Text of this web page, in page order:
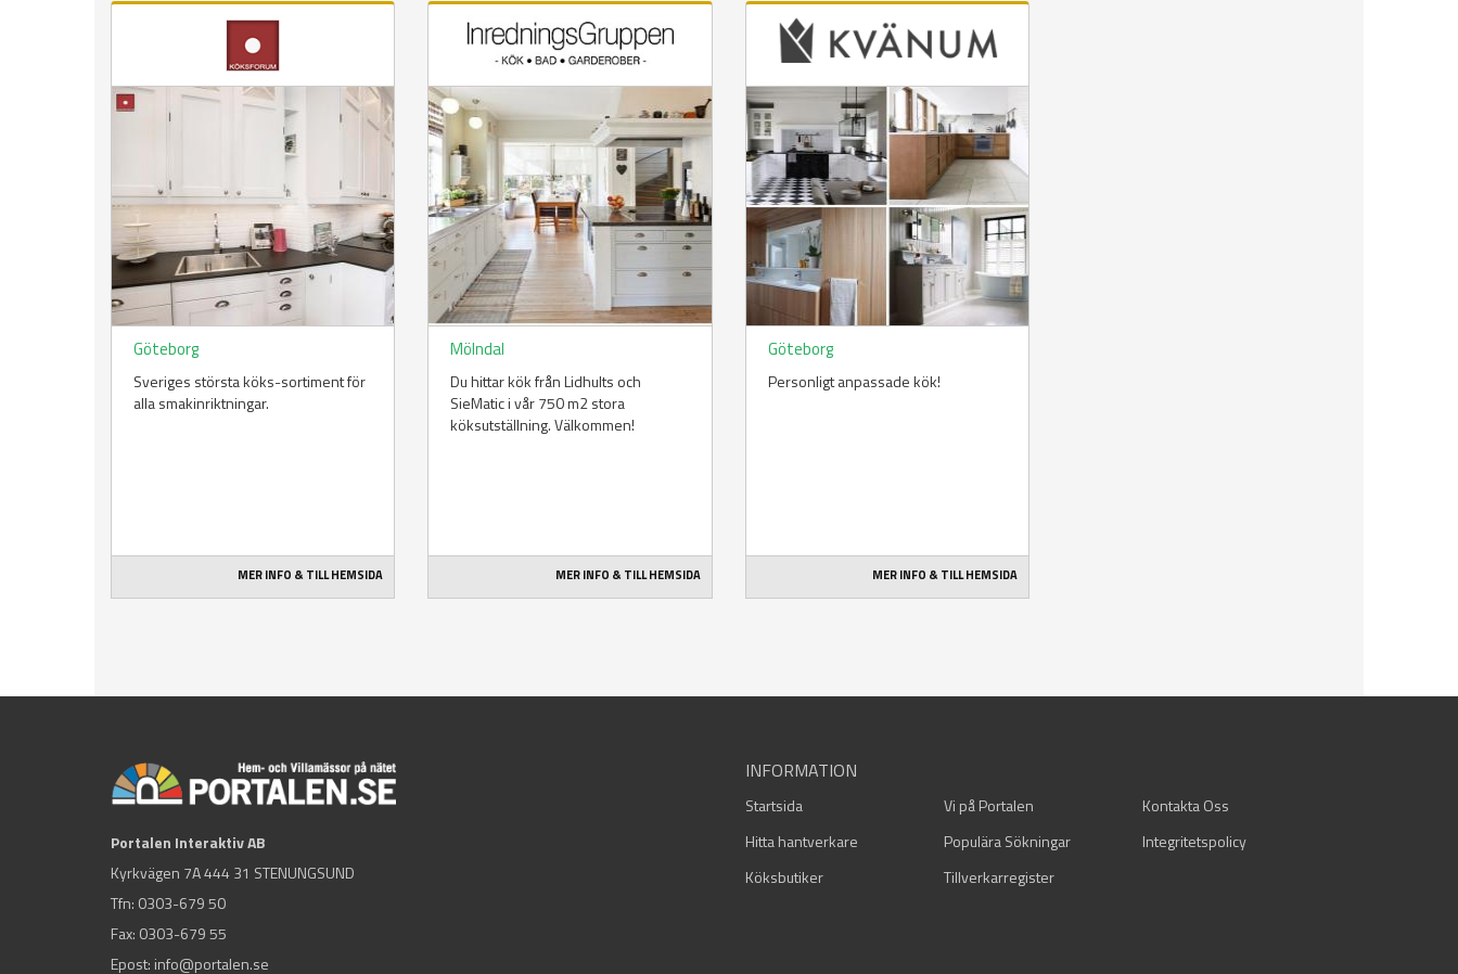
Göteborg
Sveriges största köks-sortiment för
alla smakinriktningar.
MER INFO & TILL HEMSIDA
Mölndal
Du hittar kök från Lidhults och
SieMatic i vår 750 m2 stora
köksutställning. Välkommen!
MER INFO & TILL HEMSIDA
Göteborg
Personligt anpassade kök!
MER INFO & TILL HEMSIDA
Portalen Interaktiv AB
Kyrkvägen 7A 444 31 STENUNGSUND
Tfn: 0303-679 50
Fax: 0303-679 55
Epost: info@portalen.se
INFORMATION
Startsida Vi på Portalen
Kontakta Oss
Hitta hantverkare
Populära Sökningar
Integritetspolicy
Köksbutiker
Tillverkarregister